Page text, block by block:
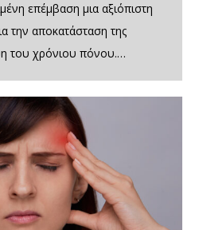
επέμβαση μια αξιόπιστη
την αποκατάσταση της
του χρόνιου πόνου.…